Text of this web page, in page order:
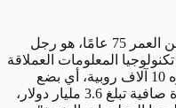
ناجافارا راماراو نارايانا مورثي، البالغ من العمر 75 عامًا، هو رجل
المعلومات العملاقة
إنفوسيس (Infosys) باستثمار أولي قدره 10 آلاف روبية، أي بضع
مئات من الدولارات بأسعار اليوم. بثروة صافية تبلغ 3.6 مليار دولار،